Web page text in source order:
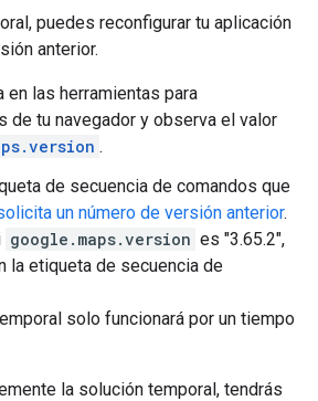
puedes reconfigurar tu aplicación
anterior.
en las herramientas para
de tu navegador y observa el valor
.
de secuencia de comandos que
un número de versión anterior.
google.maps.version es "3.65.2",
la etiqueta de secuencia de
solo funcionará por un tiempo
la solución temporal, tendrás